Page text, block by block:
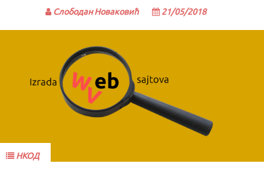
Слободан Новаковић 21/05/2018
НКОД